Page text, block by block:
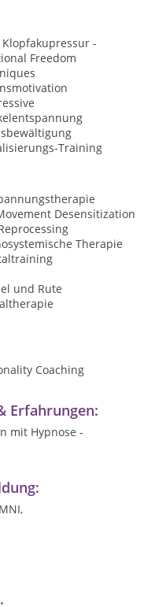
Klopfakupressur -
Freedom
Training
Desensitization
Therapie
und Rute
Coaching
Erfahrungen:
mit Hypnose -